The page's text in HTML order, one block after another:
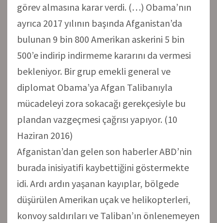
görev almasına karar verdi. (…) Obama’nın
ayrıca 2017 yılının başında Afganistan’da
bulunan 9 bin 800 Amerikan askerini 5 bin
500’e indirip indirmeme kararını da vermesi
bekleniyor. Bir grup emekli general ve
diplomat Obama’ya Afgan Talibanıyla
mücadeleyi zora sokacağı gerekçesiyle bu
plandan vazgeçmesi çağrısı yapıyor. (10
Haziran 2016)
Afganistan’dan gelen son haberler ABD’nin
burada inisiyatifi kaybettiğini göstermekte
idi. Ardı ardın yaşanan kayıplar, bölgede
düşürülen Amerikan uçak ve helikopterleri,
konvoy saldırıları ve Taliban’ın önlenemeyen